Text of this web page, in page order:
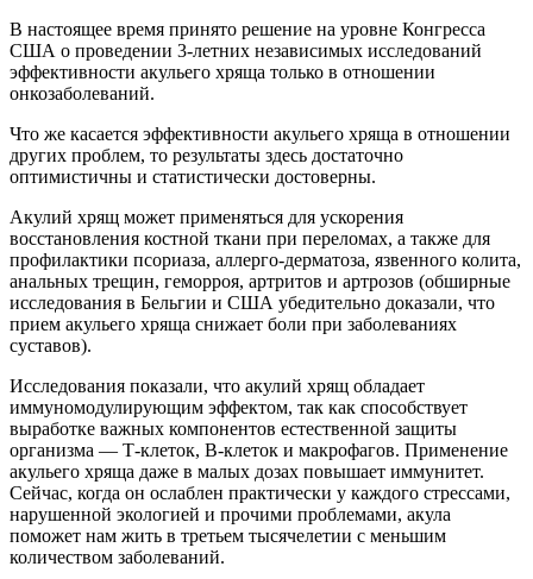
В настоящее время принято решение на уровне Конгресса
США о проведении 3-летних независимых исследований
эффективности акульего хряща только в отношении
онкозаболеваний.
Что же касается эффективности акульего хряща в отношении
других проблем, то результаты здесь достаточно
оптимистичны и статистически достоверны.
Акулий хрящ может применяться для ускорения
восстановления костной ткани при переломах, а также для
профилактики псориаза, аллерго-дерматоза, язвенного колита,
анальных трещин, геморроя, артритов и артрозов (обширные
исследования в Бельгии и США убедительно доказали, что
прием акульего хряща снижает боли при заболеваниях
суставов).
Исследования показали, что акулий хрящ обладает
иммуномодулирующим эффектом, так как способствует
выработке важных компонентов естественной защиты
организма — Т-клеток, В-клеток и макрофагов. Применение
акульего хряща даже в малых дозах повышает иммунитет.
Сейчас, когда он ослаблен практически у каждого стрессами,
нарушенной экологией и прочими проблемами, акула
поможет нам жить в третьем тысячелетии с меньшим
количеством заболеваний.